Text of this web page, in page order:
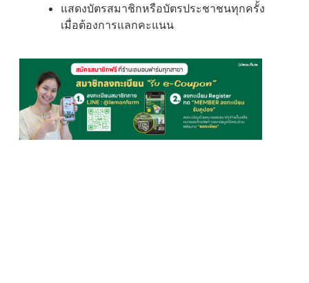
แสดงบัตรสมาชิกหรือบัตรประชาชนทุกครั้ง
เมื่อต้องการแลกคะแนน